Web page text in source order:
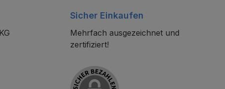
Sicher Einkaufen
Mehrfach ausgezeichnet und
zertifiziert!